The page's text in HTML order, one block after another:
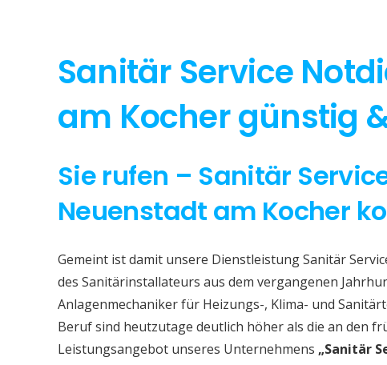
Sanitär Service
am Kocher günstig
Sie rufen – Sanitär
Neuenstadt am Kocher
Gemeint ist damit unsere Dienstleistung Sanitär
des Sanitärinstallateurs aus dem vergangenen
Anlagenmechaniker für Heizungs-, Klima- und
Beruf sind heutzutage deutlich höher als die an den
Leistungsangebot unseres Unternehmens „Sanitär